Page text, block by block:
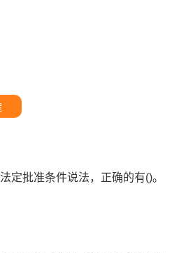
定批准条件说法，正确的有()。